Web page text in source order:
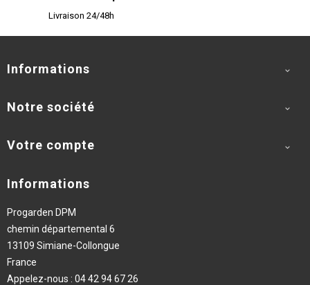
Livraison 24/48h
Informations 
Notre société 
Votre compte 
Informations
Progarden DPM
chemin départemental 6
13109 Simiane-Collongue
France
Appelez-nous : 04 42 94 67 26